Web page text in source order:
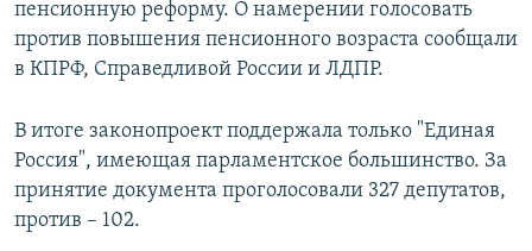
пенсионную реформу. О намерении голосовать
против повышения пенсионного возраста сообщали
в КПРФ, Справедливой России и ЛДПР.
В итоге законопроект поддержала только "Единая
Россия", имеющая парламентское большинство. За
принятие документа проголосовали 327 депутатов,
против – 102.